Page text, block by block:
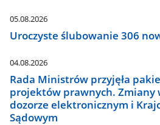
05.08.2026
Uroczyste ślubowanie 306
04.08.2026
Rada Ministrów przyjęła
projektów prawnych. Zmiany
dozorze elektronicznym i
Sądowym